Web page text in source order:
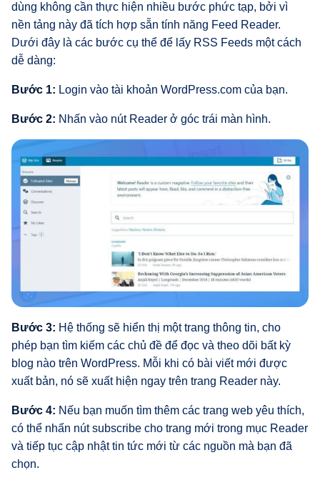
dùng không cần thực hiện nhiều bước phức tạp, bởi vì
nền tảng này đã tích hợp sẵn tính năng Feed Reader.
Dưới đây là các bước cụ thể để lấy RSS Feeds một cách
dễ dàng:
Bước 1: Login vào tài khoản WordPress.com của bạn.
Bước 2: Nhấn vào nút Reader ở góc trái màn hình.
Bước 3: Hệ thống sẽ hiển thị một trang thông tin, cho
phép bạn tìm kiếm các chủ đề để đọc và theo dõi bất kỳ
blog nào trên WordPress. Mỗi khi có bài viết mới được
xuất bản, nó sẽ xuất hiện ngay trên trang Reader này.
Bước 4: Nếu bạn muốn tìm thêm các trang web yêu thích,
có thể nhấn nút subscribe cho trang mới trong mục Reader
và tiếp tục cập nhật tin tức mới từ các nguồn mà bạn đã
chọn.